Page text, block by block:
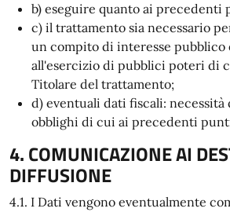
b) eseguire quanto ai precedenti
c) il trattamento sia necessario
un compito di interesse pubblico
all'esercizio di pubblici poteri di
Titolare del trattamento;
d) eventuali dati fiscali: necessità
obblighi di cui ai precedenti
4. COMUNICAZIONE AI
DIFFUSIONE
4.1. I Dati vengono eventualmente